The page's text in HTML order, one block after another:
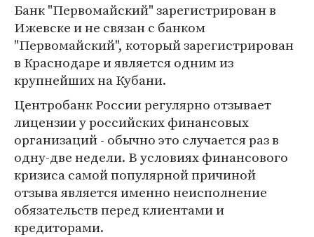
Банк "Первомайский" зарегистрирован в
Ижевске и не связан с банком
"Первомайский", который зарегистрирован
в Краснодаре и является одним из
крупнейших на Кубани.
Центробанк России регулярно отзывает
лицензии у российских финансовых
организаций - обычно это случается раз в
одну-две недели. В условиях финансового
кризиса самой популярной причиной
отзыва является именно неисполнение
обязательств перед клиентами и
кредиторами.